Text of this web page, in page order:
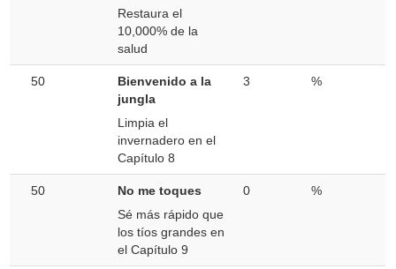
Restaura el
10,000% de la
salud
50
Bienvenido a la
jungla
Limpia el
invernadero en el
Capítulo 8
3 %
50
No me toques
Sé más rápido que
los tíos grandes en
el Capítulo 9
0 %